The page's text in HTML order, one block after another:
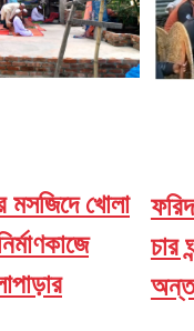
মসজিদে খোলা
চার